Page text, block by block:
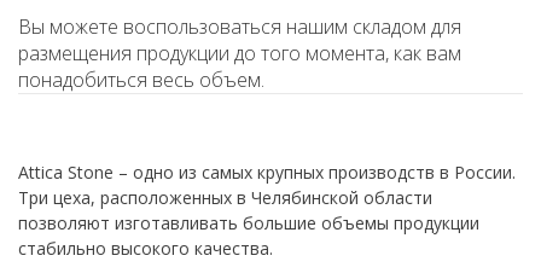
Вы можете воспользоваться нашим складом для
размещения продукции до того момента, как вам
понадобиться весь объем.
Attica Stone – одно из самых крупных производств в России.
Три цеха, расположенных в Челябинской области
позволяют изготавливать большие объемы продукции
стабильно высокого качества.